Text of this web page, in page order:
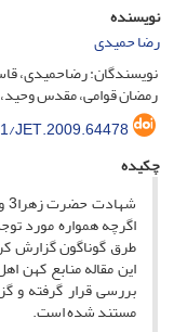
نویسنده
رضا حمیدی
نویسندگان: رضاحمیدی،
رمضان قوامی، مقدس
JET.2009.64478
چکیده
اگرچه همواره مورد
طرق گوناگون گزارش
این مقاله منابع
بررسی قرار گرفته و
مستند شده است.